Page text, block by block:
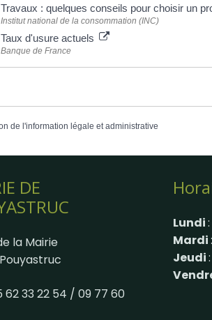
Travaux : quelques conseils pour choisir un
Institut national de la consommation (INC)
Taux d'usure actuels
Banque de France
de l'information légale et administrative
DE
la Mairie
62 33 22 54 / 09 77 60
Lundi
Mardi
Jeudi